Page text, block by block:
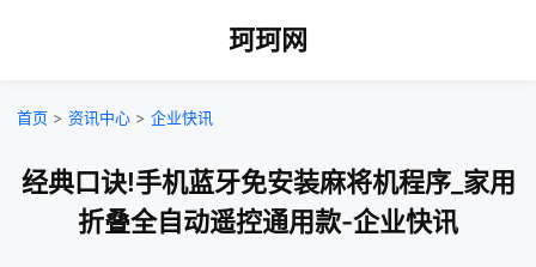
珂珂网
首页 > 资讯中心 > 企业快讯
经典口诀!手机蓝牙免安装麻将机程序_家用
折叠全自动遥控通用款-企业快讯